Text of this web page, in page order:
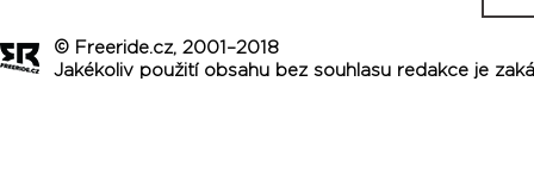
© Freeride.cz, 2001–2018
Jakékoliv použití obsahu bez souhlasu redakce je